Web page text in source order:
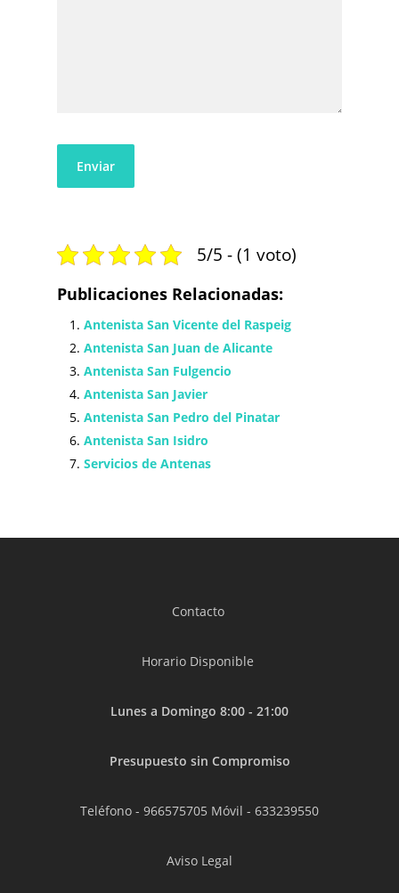
5/5 - (1 voto)
Publicaciones Relacionadas:
Antenista San Vicente del Raspeig
Antenista San Juan de Alicante
Antenista San Fulgencio
Antenista San Javier
Antenista San Pedro del Pinatar
Antenista San Isidro
Servicios de Antenas
Contacto
Horario Disponible
Lunes a Domingo 8:00 - 21:00
Presupuesto sin Compromiso
Teléfono - 966575705 Móvil - 633239550
Aviso Legal